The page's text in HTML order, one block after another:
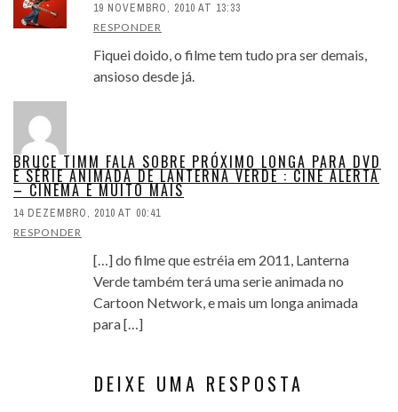
19 NOVEMBRO, 2010 AT 13:33
RESPONDER
Fiquei doido, o filme tem tudo pra ser demais,
ansioso desde já.
BRUCE TIMM FALA SOBRE PRÓXIMO LONGA PARA DVD
E SÉRIE ANIMADA DE LANTERNA VERDE : CINE ALERTA
– CINEMA E MUITO MAIS
14 DEZEMBRO, 2010 AT 00:41
RESPONDER
[…] do filme que estréia em 2011, Lanterna
Verde também terá uma serie animada no
Cartoon Network, e mais um longa animada
para […]
DEIXE UMA RESPOSTA